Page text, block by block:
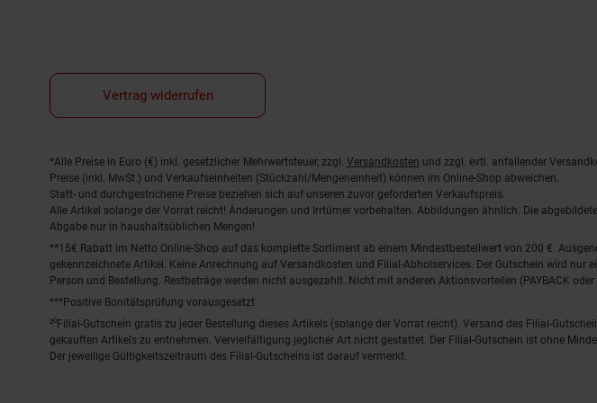
Vertrag widerrufen
Fußnoten
*Alle Preise in Euro (€) inkl. gesetzlicher Mehrwertsteuer, zzgl. Versandkosten und zzgl. evtl. anfallender
Preise (inkl. MwSt.) und Verkaufseinheiten (Stückzahl/Mengeneinheit) können im Online-Shop abweichen.
Statt- und durchgestrichene Preise beziehen sich auf unseren zuvor geforderten Verkaufspreis.
Alle Artikel solange der Vorrat reicht! Änderungen und Irrtümer vorbehalten. Abbildungen ähnlich. Die
Abgabe nur in haushaltsüblichen Mengen!
**15€ Rabatt im Netto Online-Shop auf das komplette Sortiment ab einem Mindestbestellwert von 200 €.
gekennzeichnete Artikel. Keine Anrechnung auf Versandkosten und Filial-Abholservices. Der Gutschein wird
Person und Bestellung. Restbeträge werden nicht ausgezahlt. Nicht mit anderen Aktionsvorteilen (PAYBACK
***Positive Bonitätsprüfung vorausgesetzt
²⁰Filial-Gutschein gratis zu jeder Bestellung dieses Artikels (solange der Vorrat reicht). Versand des Filial-
gekauften Artikels zu entnehmen. Vervielfältigung jeglicher Art nicht gestattet. Der Filial-Gutschein ist ohne
Der jeweilige Gültigkeitszeitraum des Filial-Gutscheins ist darauf vermerkt.